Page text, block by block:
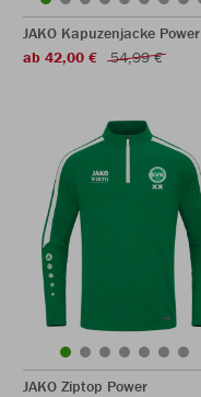
JAKO Kapuzenjacke Power
ab 42,00 €
54,99 €
JAKO Ziptop Power